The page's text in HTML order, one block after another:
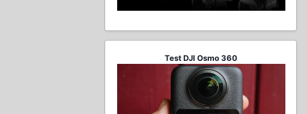
Test DJI Osmo 360